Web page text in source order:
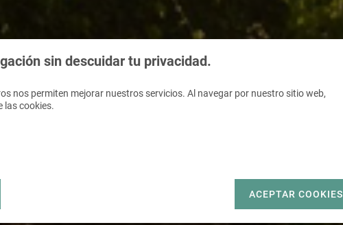
sin descuidar tu privacidad.
nos permiten mejorar nuestros servicios. Al navegar por nuestro sitio web,
las cookies.
ACEPTAR COOKIES